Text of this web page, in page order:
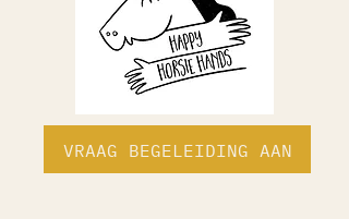
VRAAG BEGELEIDING AAN